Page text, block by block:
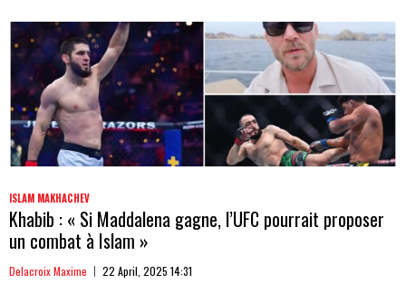
ISLAM MAKHACHEV
Khabib : « Si Maddalena gagne, l’UFC pourrait proposer
un combat à Islam »
Delacroix Maxime 22 April, 2025 14:31